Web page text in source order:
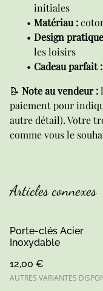
initiales
Matériau :
Design
les loisirs
Cadeau parfait :
📝 Note au vendeur :
paiement pour
autre détail). Votre
comme vous le
Articles connexes
Porte-clés Acier
Inoxydable
12,00 €
AUTRES VARIANTES